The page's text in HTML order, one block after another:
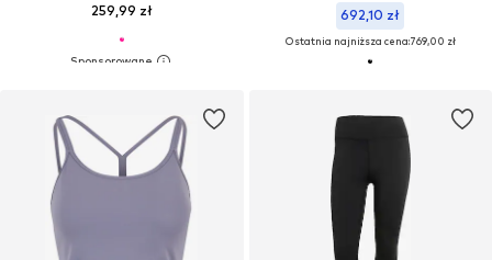
259,99 zł 692,10 zł
Ostatnia najniższa cena:769,00 zł